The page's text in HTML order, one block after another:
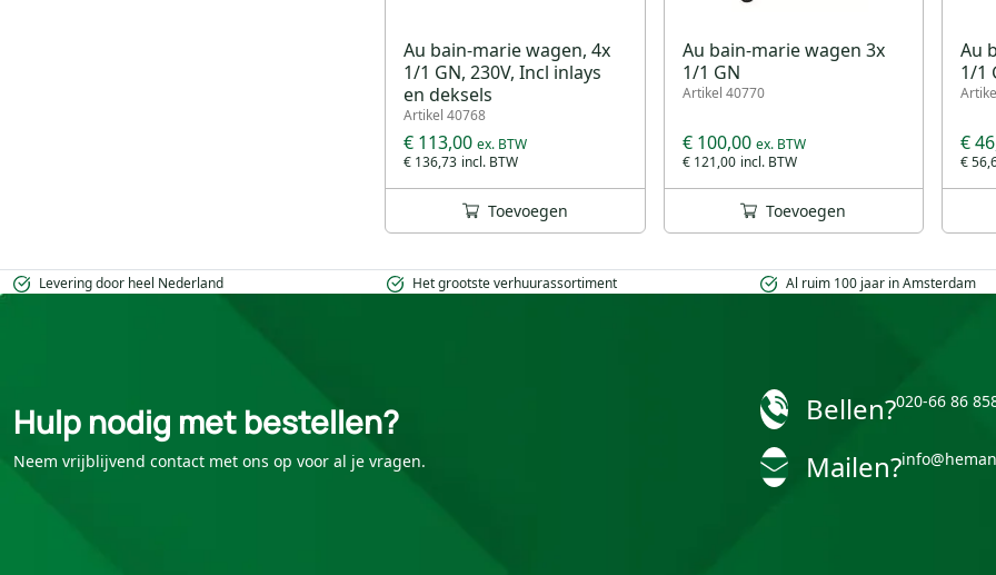
Au bain-marie wagen, 4x
1/1 GN, 230V, Incl inlays
en deksels
Artikel 40768
€ 136,73
€ 113,00
Toevoegen
Au bain-marie wagen 3x
1/1 GN
Artikel 40770
€ 121,00
€ 100,00
Toevoegen
Au
1/1
€
€
Levering door heel Nederland Het grootste verhuurassortiment Al ruim 100 jaar in Amsterdam
Hulp nodig met bestellen?
Neem vrijblijvend contact met ons op voor al je vragen.
Bellen?020-66 86
Mailen?